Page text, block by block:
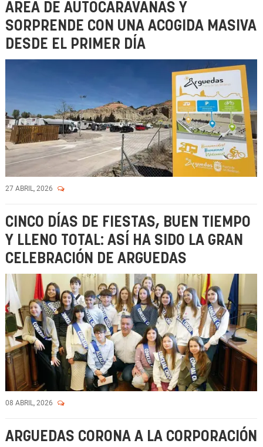
ÁREA DE AUTOCARAVANAS Y
SORPRENDE CON UNA ACOGIDA MASIVA
DESDE EL PRIMER DÍA
27 ABRIL, 2026
CINCO DÍAS DE FIESTAS, BUEN TIEMPO
Y LLENO TOTAL: ASÍ HA SIDO LA GRAN
CELEBRACIÓN DE ARGUEDAS
08 ABRIL, 2026
ARGUEDAS CORONA A LA CORPORACIÓN